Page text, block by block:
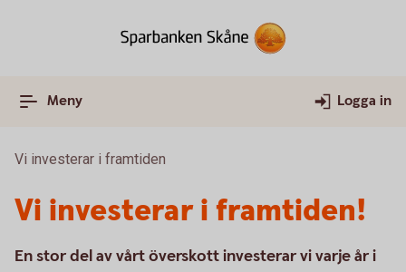
Meny Logga in
Vi investerar i framtiden
Vi investerar i framtiden!
En stor del av vårt överskott investerar vi varje år i